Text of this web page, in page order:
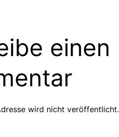
einen
wird nicht veröffentlicht.